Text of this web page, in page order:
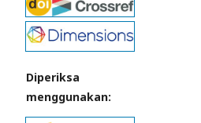
Diperiksa
menggunakan: